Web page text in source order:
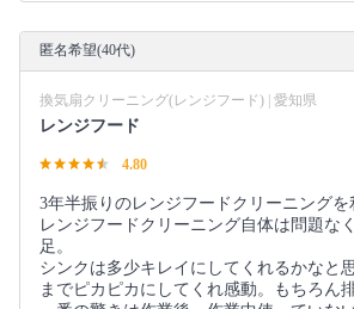
匿名希望(40代)
換気扇クリーニング(レンジフード) | 愛知県
レンジフード
4.80
3年半振りのレンジフードクリーニングを
レンジフードクリーニング自体は問題な
足。
シンクは多少キレイにしてくれるかなと
までピカピカにしてくれ感動。もちろん